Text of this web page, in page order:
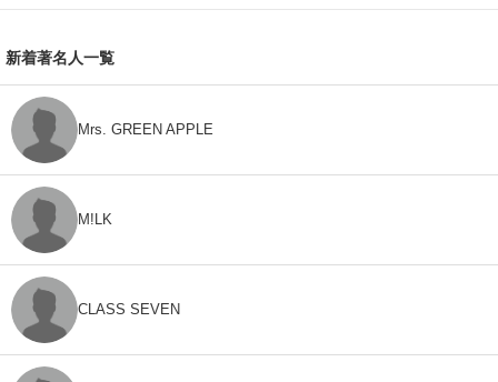
新着著名人一覧
Mrs. GREEN APPLE
M!LK
CLASS SEVEN